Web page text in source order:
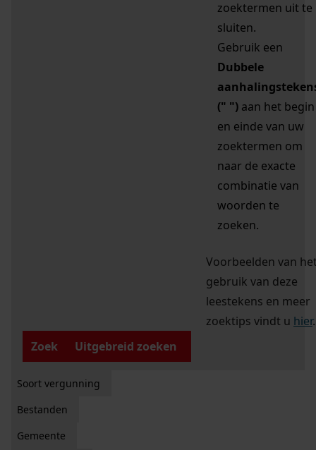
zoektermen uit te
sluiten.
Gebruik een
Dubbele
(" ") aan het begin
en einde van uw
zoektermen om
naar de exacte
combinatie van
woorden te
zoeken.
Voorbeelden van
gebruik van deze
leestekens en meer
zoektips vindt u hier.
Zoek
Uitgebreid zoeken
Soort vergunning
Bestanden
Gemeente